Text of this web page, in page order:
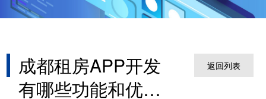
成都租房APP开发
有哪些功能和优
返回列表